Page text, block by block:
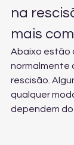
na
mais
Abaixo estão
normalmente
rescisão.
qualquer
dependem do